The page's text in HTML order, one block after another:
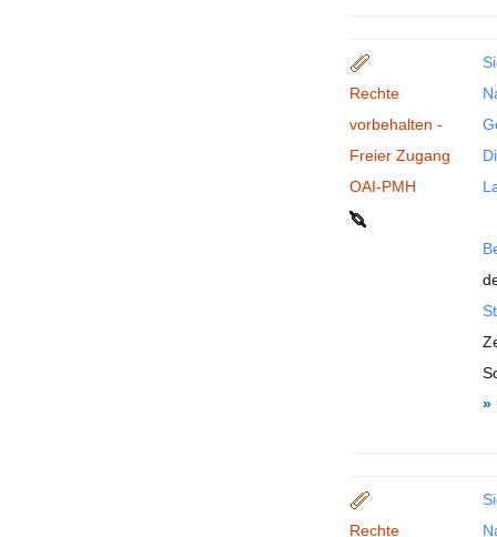
Rechte
vorbehalten -
Freier Zugang
OAI-PMH
»
Rechte